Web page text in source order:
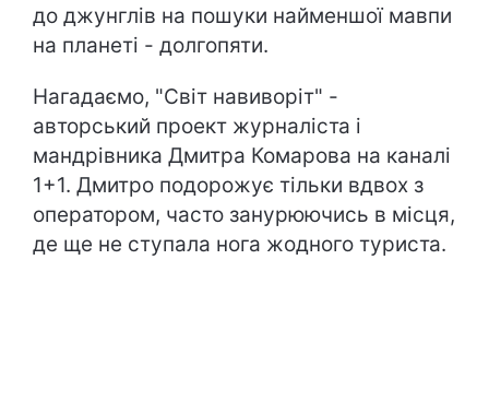
до джунглів на пошуки найменшої мавпи
на планеті - долгопяти.
Нагадаємо, "Світ навиворіт" -
авторський проект журналіста і
мандрівника Дмитра Комарова на каналі
1+1. Дмитро подорожує тільки вдвох з
оператором, часто занурюючись в місця,
де ще не ступала нога жодного туриста.